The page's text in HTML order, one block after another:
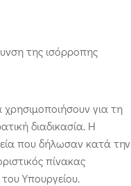
της ισόρροπης
για τη
διαδικασία. Η
που δήλωσαν κατά την
πίνακας
Υπουργείου.